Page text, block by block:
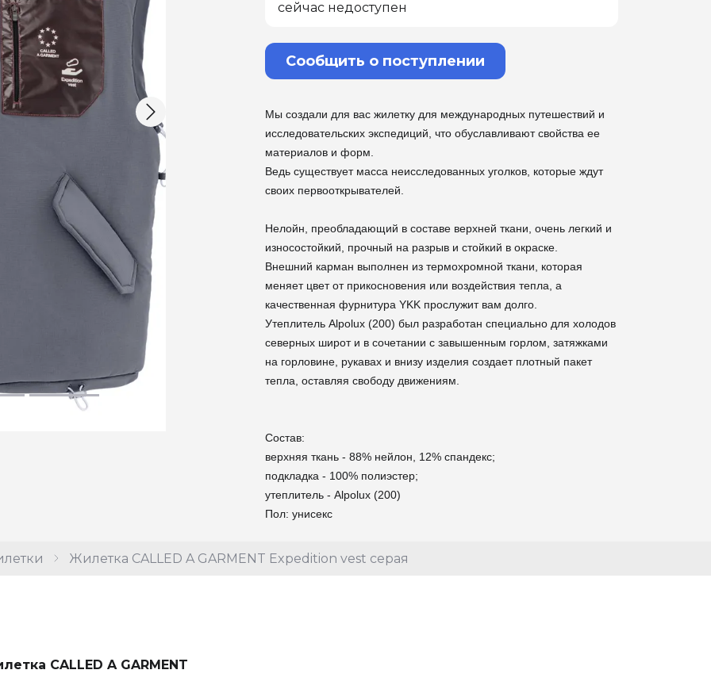
Жилетка CALLED A GARMENT Expedition vest серая
сейчас недоступен
Сообщить о поступлении
Мы создали для вас жилетку для международных путешествий и
исследовательских экспедиций, что обуславливают свойства ее
материалов и форм.
Ведь существует масса неисследованных уголков, которые ждут
своих первооткрывателей.
Нелойн, преобладающий в составе верхней ткани, очень легкий и
износостойкий, прочный на разрыв и стойкий в окраске.
Внешний карман выполнен из термохромной ткани, которая
меняет цвет от прикосновения или воздействия тепла, а
качественная фурнитура YKK прослужит вам долго.
Утеплитель Alpolux (200) был разработан специально для холодов
северных широт и в сочетании с завышенным горлом, затяжками
на горловине, рукавах и внизу изделия создает плотный пакет
тепла, оставляя свободу движениям.
Состав:
верхняя ткань - 88% нейлон, 12% спандекс;
подкладка - 100% полиэстер;
утеплитель - Alpolux (200)
Пол: унисекс
CALLED A GARMENT